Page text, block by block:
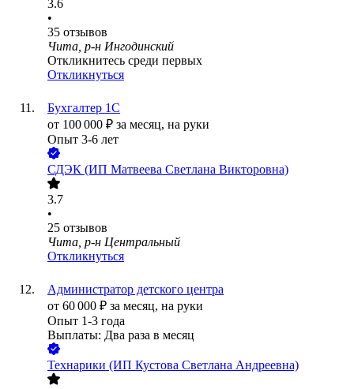
3.6
•
35 отзывов
Чита, р-н Ингодинский
Откликнитесь среди первых
Откликнуться
Бухгалтер 1С
от 100 000 ₽ за месяц, на руки
Опыт 3-6 лет
СДЭК (ИП Матвеева Светлана Викторовна)
3.7
•
25 отзывов
Чита, р-н Центральный
Откликнуться
Администратор детского центра
от 60 000 ₽ за месяц, на руки
Опыт 1-3 года
Выплаты: Два раза в месяц
Технарики (ИП Кустова Светлана Андреевна)